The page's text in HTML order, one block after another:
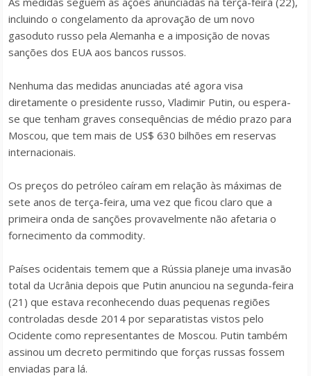
incluindo o congelamento da aprovação de um novo
gasoduto russo pela Alemanha e a imposição de novas
sanções dos EUA aos bancos russos.
Nenhuma das medidas anunciadas até agora visa
diretamente o presidente russo, Vladimir Putin, ou espera-
se que tenham graves consequências de médio prazo para
Moscou, que tem mais de US$ 630 bilhões em reservas
internacionais.
Os preços do petróleo caíram em relação às máximas de
sete anos de terça-feira, uma vez que ficou claro que a
primeira onda de sanções provavelmente não afetaria o
fornecimento da commodity.
Países ocidentais temem que a Rússia planeje uma invasão
total da Ucrânia depois que Putin anunciou na segunda-feira
(21) que estava reconhecendo duas pequenas regiões
controladas desde 2014 por separatistas vistos pelo
Ocidente como representantes de Moscou. Putin também
assinou um decreto permitindo que forças russas fossem
enviadas para lá.